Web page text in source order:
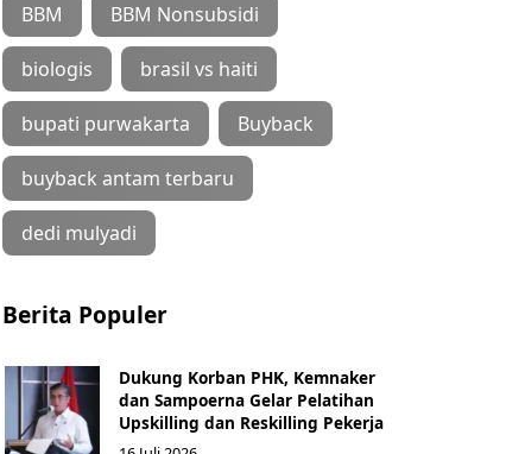
BBM BBM Nonsubsidi
biologis brasil vs haiti
bupati purwakarta Buyback
buyback antam terbaru
dedi mulyadi
Berita Populer
Dukung Korban PHK, Kemnaker
dan Sampoerna Gelar Pelatihan
Upskilling dan Reskilling Pekerja